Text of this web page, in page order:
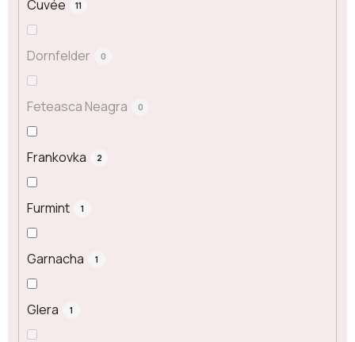
Cuvée 11
Dornfelder 0
Feteasca Neagra 0
Frankovka 2
Furmint 1
Garnacha 1
Glera 1